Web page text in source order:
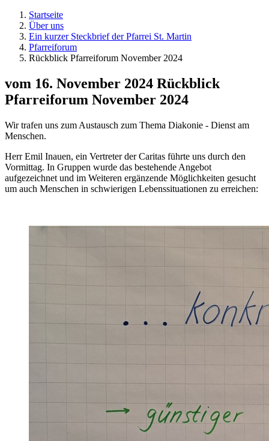
Startseite
Über uns
Ein kurzer Steckbrief der Pfarrei St. Martin
Pfarreiforum
Rückblick Pfarreiforum November 2024
vom 16. November 2024 Rückblick
Pfarreiforum November 2024
Wir trafen uns zum Austausch zum Thema Diakonie - Dienst am
Menschen.
Herr Emil Inauen, ein Vertreter der Caritas führte uns durch den
Vormittag. In Gruppen wurde das bestehende Angebot
aufgezeichnet und im Weiteren ergänzende Möglichkeiten gesucht
um auch Menschen in schwierigen Lebenssituationen zu erreichen: